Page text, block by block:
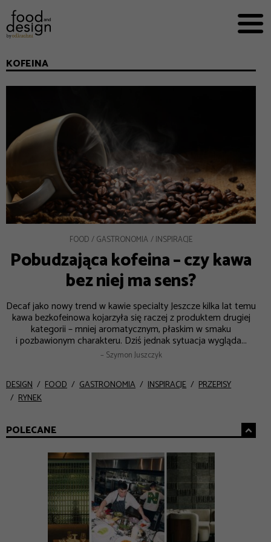


EKSPERCI
FOOD WORKING
E-BOOKI
O NAS
REKLAMA
KOFEINA
FOOD GASTRONOMIA INSPIRACJE
Pobudzająca kofeina – czy kawa
bez niej ma sens?
Decaf jako nowy trend w kawie specialty Jeszcze kilka lat temu
kawa bezkofeinowa kojarzyła się raczej z produktem drugiej
kategorii – mniej aromatycznym, płaskim w smaku
i pozbawionym charakteru. Dziś jednak sytuacja wygląda...
– Szymon Juszczyk
DESIGN FOOD GASTRONOMIA INSPIRACJE
PRZEPISY
RYNEK
POLECANE